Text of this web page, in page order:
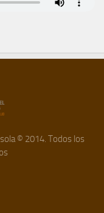
© 2014. Todos los